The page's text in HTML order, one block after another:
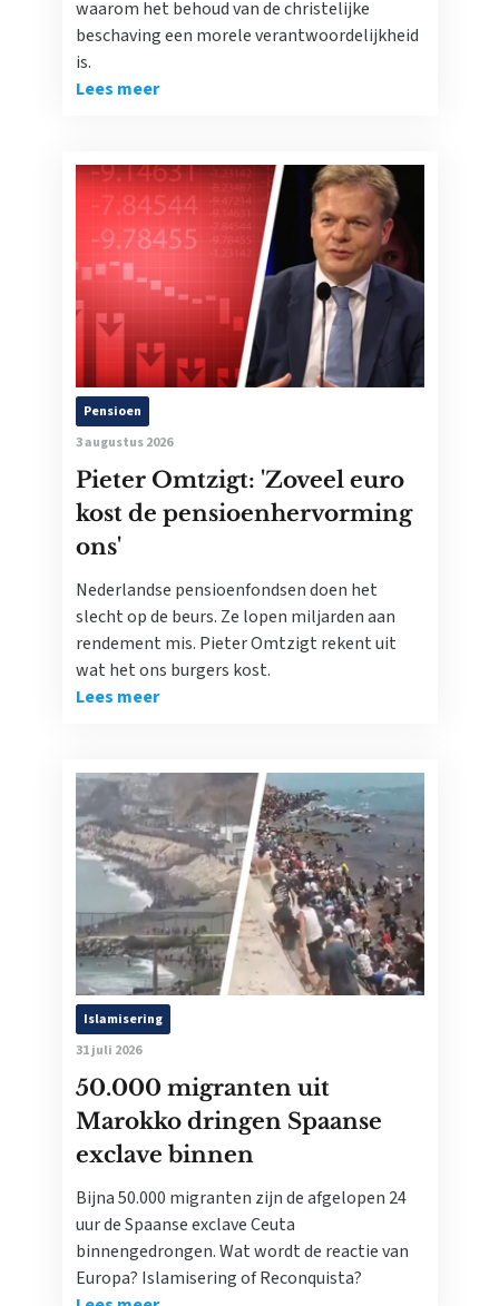
waarom het behoud van de christelijke
beschaving een morele verantwoordelijkheid
is.
Lees meer
Pensioen
3 augustus 2026
Pieter Omtzigt: 'Zoveel euro
kost de pensioenhervorming
ons'
Nederlandse pensioenfondsen doen het
slecht op de beurs. Ze lopen miljarden aan
rendement mis. Pieter Omtzigt rekent uit
wat het ons burgers kost.
Lees meer
Islamisering
31 juli 2026
50.000 migranten uit
Marokko dringen Spaanse
exclave binnen
Bijna 50.000 migranten zijn de afgelopen 24
uur de Spaanse exclave Ceuta
binnengedrongen. Wat wordt de reactie van
Europa? Islamisering of Reconquista?